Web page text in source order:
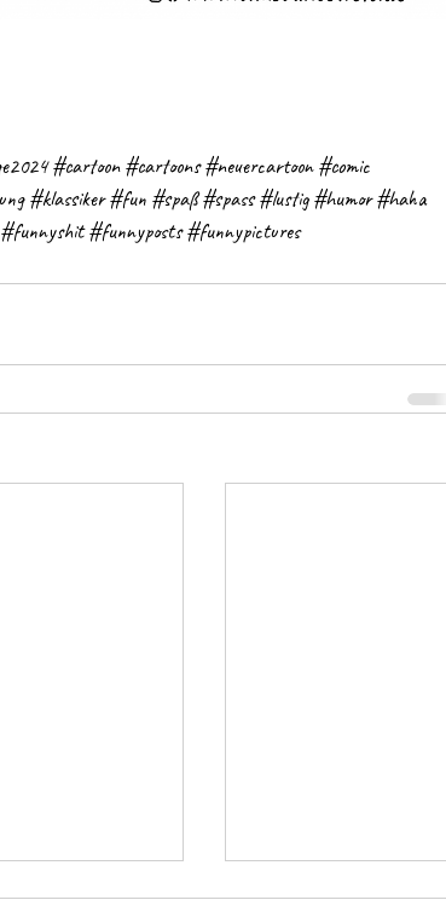
#cartoon #cartoons #neuercartoon #comic
#klassiker #fun #spaß #spass #lustig #humor #haha
#funnyshit #funnyposts #funnypictures